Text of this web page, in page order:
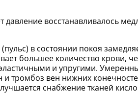
восстанавливалось
в состоянии покоя
большее количество крови,
и упругими.
тромбоз вен нижних
снабжение тканей